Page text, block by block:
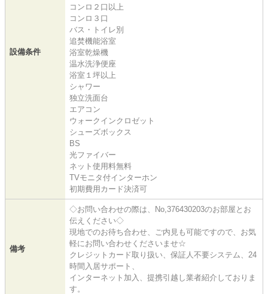
設備条件
コンロ２口以上
コンロ３口
バス・トイレ別
追焚機能浴室
浴室乾燥機
温水洗浄便座
浴室１坪以上
シャワー
独立洗面台
エアコン
ウォークインクロゼット
シューズボックス
BS
光ファイバー
ネット使用料無料
TVモニタ付インターホン
初期費用カード決済可
備考
◇お問い合わせの際は、No,376430203のお部屋とお
伝えください◇
現地でのお待ち合わせ、ご内見も可能ですので、お気
軽にお問い合わせくださいませ☆
クレジットカード取り扱い、保証人不要システム、24
時間入居サポート、
インターネット加入、提携引越し業者紹介しておりま
す。